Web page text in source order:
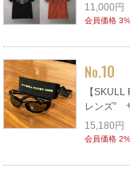
11,000円
会員価格
No.10
【
レンズ”
15,180円
会員価格